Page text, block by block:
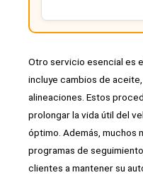
Otro servicio esencial es
incluye cambios de
alineaciones. Estos
prolongar la vida útil del
óptimo. Además, muchos
programas de
clientes a mantener su